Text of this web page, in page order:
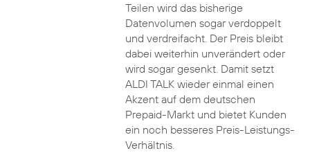
Teilen wird das bisherige
Datenvolumen sogar verdoppelt
und verdreifacht. Der Preis bleibt
dabei weiterhin unverändert oder
wird sogar gesenkt. Damit setzt
ALDI TALK wieder einmal einen
Akzent auf dem deutschen
Prepaid-Markt und bietet Kunden
ein noch besseres Preis-Leistungs-
Verhältnis.